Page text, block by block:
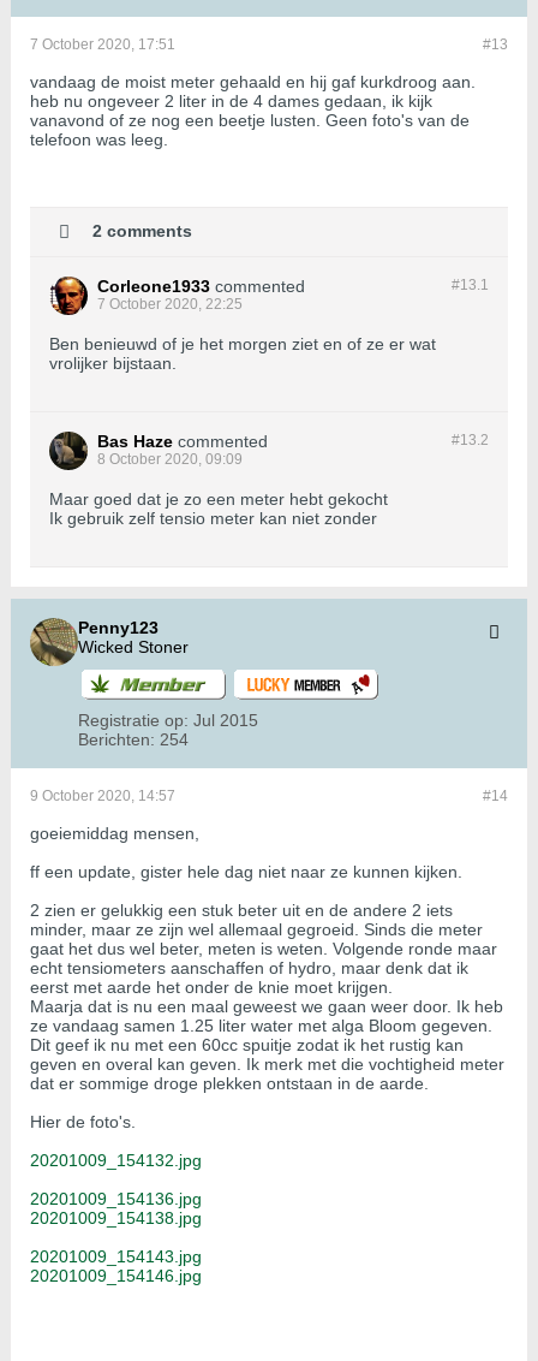
#13
7 October 2020, 17:51
vandaag de moist meter gehaald en hij gaf kurkdroog aan.
heb nu ongeveer 2 liter in de 4 dames gedaan, ik kijk
vanavond of ze nog een beetje lusten. Geen foto's van de
telefoon was leeg.
2 comments
#13.1
Corleone1933 commented
7 October 2020, 22:25
Ben benieuwd of je het morgen ziet en of ze er wat
vrolijker bijstaan.
#13.2
Bas Haze commented
8 October 2020, 09:09
Maar goed dat je zo een meter hebt gekocht
Ik gebruik zelf tensio meter kan niet zonder
Penny123
Wicked Stoner
Registratie op: Jul 2015
Berichten: 254
#14
9 October 2020, 14:57
goeiemiddag mensen,
ff een update, gister hele dag niet naar ze kunnen kijken.
2 zien er gelukkig een stuk beter uit en de andere 2 iets
minder, maar ze zijn wel allemaal gegroeid. Sinds die meter
gaat het dus wel beter, meten is weten. Volgende ronde maar
echt tensiometers aanschaffen of hydro, maar denk dat ik
eerst met aarde het onder de knie moet krijgen.
Maarja dat is nu een maal geweest we gaan weer door. Ik heb
ze vandaag samen 1.25 liter water met alga Bloom gegeven.
Dit geef ik nu met een 60cc spuitje zodat ik het rustig kan
geven en overal kan geven. Ik merk met die vochtigheid meter
dat er sommige droge plekken ontstaan in de aarde.
Hier de foto's.
20201009_154132.jpg
20201009_154136.jpg
20201009_154138.jpg
20201009_154143.jpg
20201009_154146.jpg